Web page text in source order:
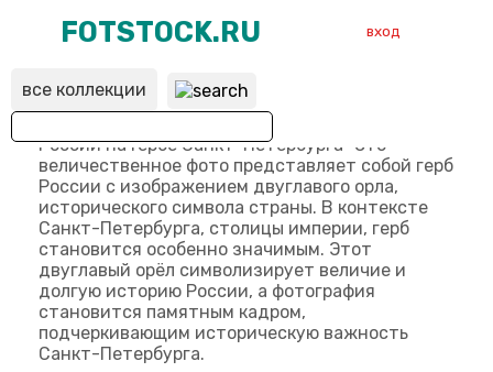
FOTSTOCK.RU
ВХОД
РЕГИСТРАЦИЯ
вход
все коллекции